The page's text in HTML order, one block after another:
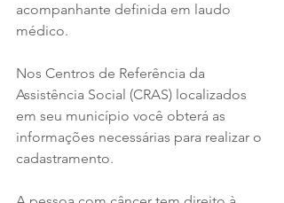
acompanhante definida em laudo
médico.
Nos Centros de Referência da
Assistência Social (CRAS) localizados
em seu município você obterá as
informações necessárias para realizar o
cadastramento.